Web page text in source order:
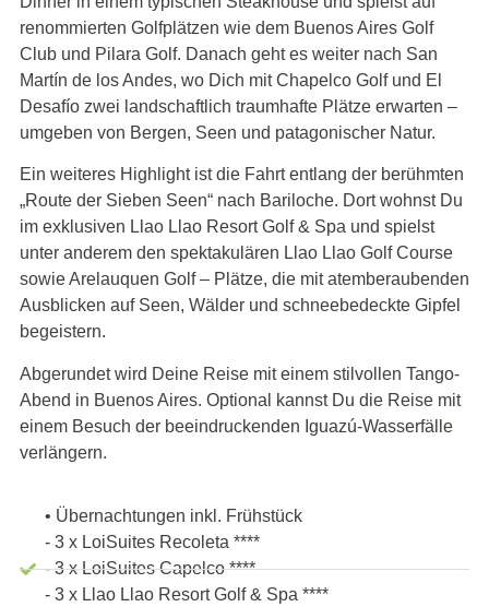
renommierten Golfplätzen wie dem Buenos Aires Golf
Club und Pilara Golf. Danach geht es weiter nach San
Martín de los Andes, wo Dich mit Chapelco Golf und El
Desafío zwei landschaftlich traumhafte Plätze erwarten –
umgeben von Bergen, Seen und patagonischer Natur.
Ein weiteres Highlight ist die Fahrt entlang der berühmten
„Route der Sieben Seen“ nach Bariloche. Dort wohnst Du
im exklusiven Llao Llao Resort Golf & Spa und spielst
unter anderem den spektakulären Llao Llao Golf Course
sowie Arelauquen Golf – Plätze, die mit atemberaubenden
Ausblicken auf Seen, Wälder und schneebedeckte Gipfel
begeistern.
Abgerundet wird Deine Reise mit einem stilvollen Tango-
Abend in Buenos Aires. Optional kannst Du die Reise mit
einem Besuch der beeindruckenden Iguazú-Wasserfälle
verlängern.
• Übernachtungen inkl. Frühstück
- 3 x LoiSuites Recoleta ****
- 3 x LoiSuites Capelco ****
- 3 x Llao Llao Resort Golf & Spa ****